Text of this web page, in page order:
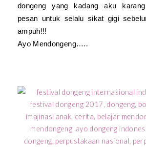
dongeng yang kadang aku
pesan untuk selalu sikat gigi
ampuh!!!
Ayo Mendongeng…..